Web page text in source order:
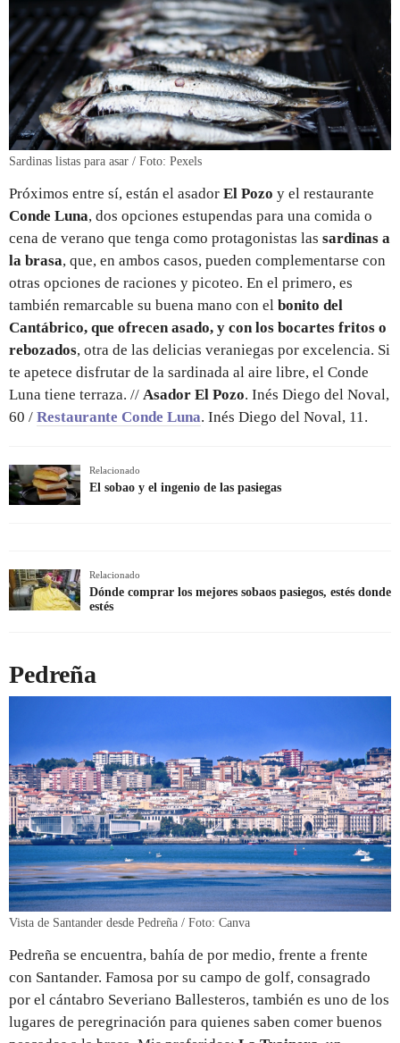
Sardinas listas para asar / Foto: Pexels
Próximos entre sí, están el asador El Pozo y el restaurante
Conde Luna, dos opciones estupendas para una comida o
cena de verano que tenga como protagonistas las sardinas a
la brasa, que, en ambos casos, pueden complementarse con
otras opciones de raciones y picoteo. En el primero, es
también remarcable su buena mano con el bonito del
Cantábrico, que ofrecen asado, y con los bocartes fritos o
rebozados, otra de las delicias veraniegas por excelencia. Si
te apetece disfrutar de la sardinada al aire libre, el Conde
Luna tiene terraza. // Asador El Pozo. Inés Diego del Noval,
60 / Restaurante Conde Luna. Inés Diego del Noval, 11.
Relacionado
El sobao y el ingenio de las pasiegas
Relacionado
Dónde comprar los mejores sobaos pasiegos, estés donde
estés
Pedreña
Vista de Santander desde Pedreña / Foto: Canva
Pedreña se encuentra, bahía de por medio, frente a frente
con Santander. Famosa por su campo de golf, consagrado
por el cántabro Severiano Ballesteros, también es uno de los
lugares de peregrinación para quienes saben comer buenos